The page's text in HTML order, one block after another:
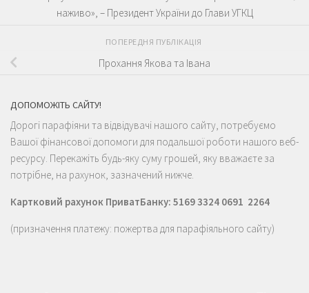
наживо», – Президент України до Глави УГКЦ
ПОПЕРЕДНЯ ПУБЛІКАЦІЯ
Прохання Якова та Івана
ДОПОМОЖІТЬ САЙТУ!
Дорогі парафіяни та відвідувачі нашого сайту, потребуємо
Вашої фінансової допомоги для подальшої роботи нашого веб-
ресурсу. Перекажіть будь-яку суму грошей, яку вважаєте за
потрібне, на рахунок, зазначений нижче.
Картковий рахунок ПриватБанку: 5169 3324 0691 2264
(призначення платежу: пожертва для парафіяльного сайту)